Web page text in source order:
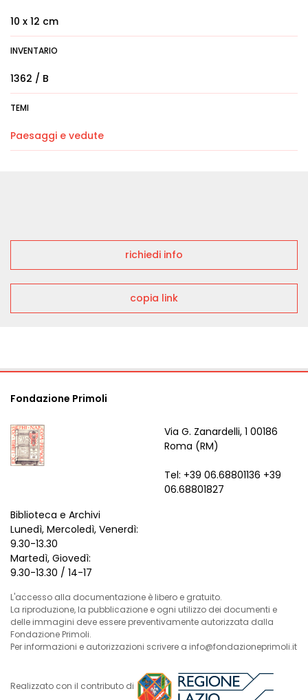
10 x 12 cm
INVENTARIO
1362 / B
TEMI
Paesaggi e vedute
richiedi info
copia link
Fondazione Primoli
Via G. Zanardelli, 1 00186
Roma (RM)
Tel: +39 06.68801136 +39
06.68801827
Biblioteca e Archivi
Lunedì, Mercoledì, Venerdì:
9.30-13.30
Martedì, Giovedì:
9.30-13.30 / 14-17
L'accesso alla documentazione è libero e gratuito.
La riproduzione, la pubblicazione e ogni utilizzo dei documenti e
delle immagini deve essere preventivamente autorizzata dalla
Fondazione Primoli.
Per informazioni e autorizzazioni scrivere a info@fondazioneprimoli.it
Realizzato con il contributo di